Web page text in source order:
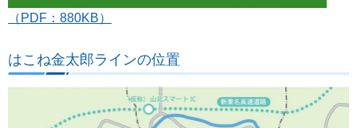
（PDF：880KB）
はこね金太郎ラインの位置